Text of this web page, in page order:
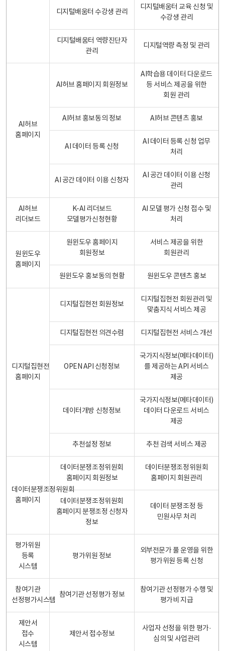
디지털배움터 수강생 관리
디지털배움터 교육 신청 및
수강생 관리
디지털배움터 역량진단자
관리
디지털역량 측정 및 관리
AI허브
홈페이지
AI허브 홈페이지 회원정보
AI학습용 데이터 다운로드
등 서비스 제공을 위한
회원 관리
AI허브 홍보동의 정보 AI허브 콘텐츠 홍보
AI 데이터 등록 신청
AI 데이터 등록 신청 업무
처리
AI 공간 데이터 이용 신청자
AI 공간 데이터 이용 신청
관리
AI허브
리더보드
K-AI 리더보드
모델평가신청현황
AI 모델 평가 신청 접수 및
처리
원윈도우
홈페이지
원윈도우 홈페이지
회원정보
서비스 제공을 위한
회원관리
원윈도우 홍보동의 현황 원윈도우 콘텐츠 홍보
디지털집현전
홈페이지
디지털집현전 회원정보
디지털집현전 회원관리 및
맞춤지식 서비스 제공
디지털집현전 의견수렴 디지털집현전 서비스 개선
OPEN API 신청정보
국가지식정보(메타데이터)
를 제공하는 API 서비스
제공
데이터개방 신청정보
국가지식정보(메타데이터)
데이터 다운로드 서비스
제공
추천설정 정보 추천 검색 서비스 제공
데이터분쟁조정위원회
홈페이지
데이터분쟁조정위원회
홈페이지 회원정보
데이터분쟁조정위원회
홈페이지 회원관리
데이터분쟁조정위원회
홈페이지 분쟁조정 신청자
정보
데이터 분쟁조정 등
민원사무 처리
평가위원
등록
시스템
평가위원 정보
외부전문가 풀 운영을 위한
평가위원 등록 신청
참여기관
선정평가시스템
참여기관 선정평가 정보
참여기관 선정평가 수행 및
평가비 지급
제안서
접수
시스템
제안서 접수정보
사업자 선정을 위한 평가·
심의 및 사업관리